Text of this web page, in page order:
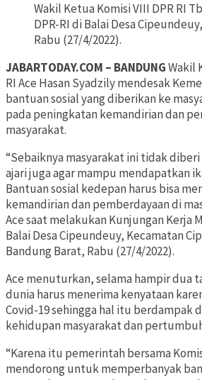
Wakil Ketua Komisi VIII DPR RI
DPR-RI di Balai Desa
Rabu (27/4/2022).
JABARTODAY.COM – BANDUNGWakil
RI Ace Hasan Syadzily mendesak
bantuan sosial yang diberikan ke
pada peningkatan kemandirian dan
masyarakat.
“Sebaiknya masyarakat ini tidak
ajari juga agar mampu mendapatkan
Bantuan sosial kedepan harus bisa
kemandirian dan pemberdayaan di
Ace saat melakukan Kunjungan Kerja
Balai Desa Cipeundeuy, Kecamatan
Bandung Barat, Rabu (27/4/2022).
Ace menuturkan, selama hampir dua
dunia harus menerima kenyataan
Covid-19 sehingga hal itu berdampak
kehidupan masyarakat dan
“Karena itu pemerintah bersama
mendorong untuk memperbanyak